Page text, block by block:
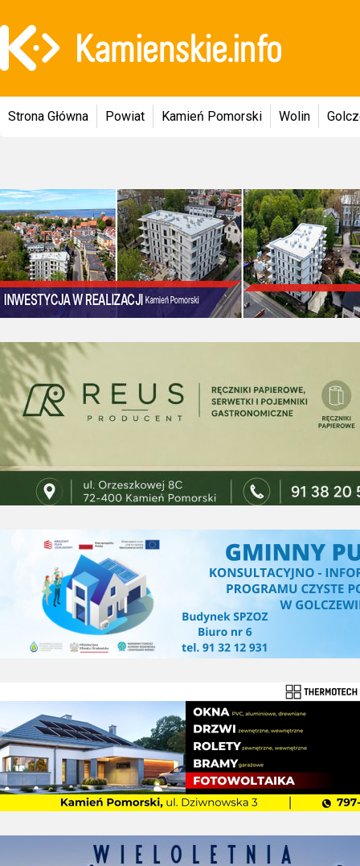
Strona Główna Powiat Kamień Pomorski Wolin